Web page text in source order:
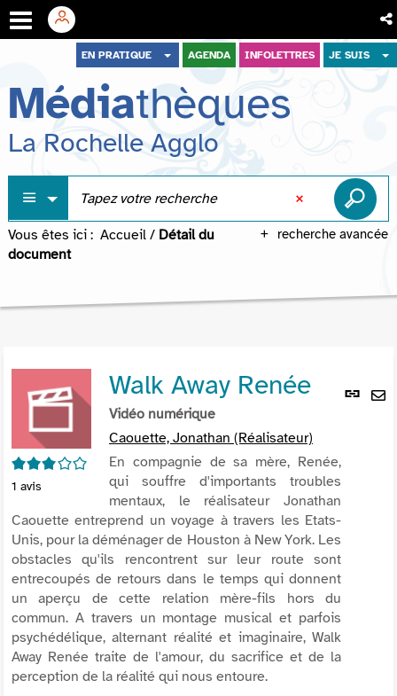
menu
contenu
recherche
EN PRATIQUE AGENDA INFOLETTRES JE SUIS
Médiathèques
La Rochelle Agglo
recherche avancée
Vous êtes ici : Accueil / Détail du
document
Lien
3/5
1 avis
Walk Away Renée
Vidéo numérique
Caouette, Jonathan (Réalisateur)
En compagnie de sa mère, Renée,
qui souffre d'importants troubles
mentaux, le réalisateur Jonathan
Caouette entreprend un voyage à travers les Etats-
Unis, pour la déménager de Houston à New York. Les
obstacles qu'ils rencontrent sur leur route sont
entrecoupés de retours dans le temps qui donnent
un aperçu de cette relation mère-fils hors du
commun. A travers un montage musical et parfois
psychédélique, alternant réalité et imaginaire, Walk
Away Renée traite de l'amour, du sacrifice et de la
perception de la réalité qui nous entoure.